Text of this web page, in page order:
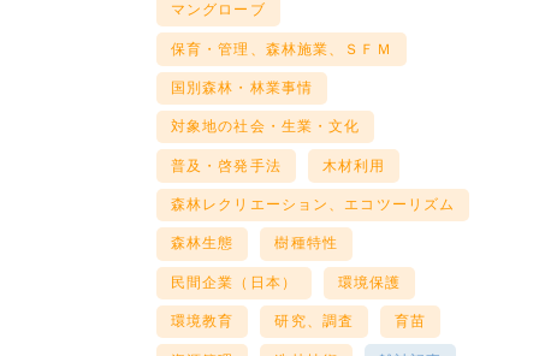
マングローブ
保育・管理、森林施業、ＳＦＭ
国別森林・林業事情
対象地の社会・生業・文化
普及・啓発手法 木材利用
森林レクリエーション、エコツーリズム
森林生態 樹種特性
民間企業（日本） 環境保護
環境教育 研究、調査 育苗